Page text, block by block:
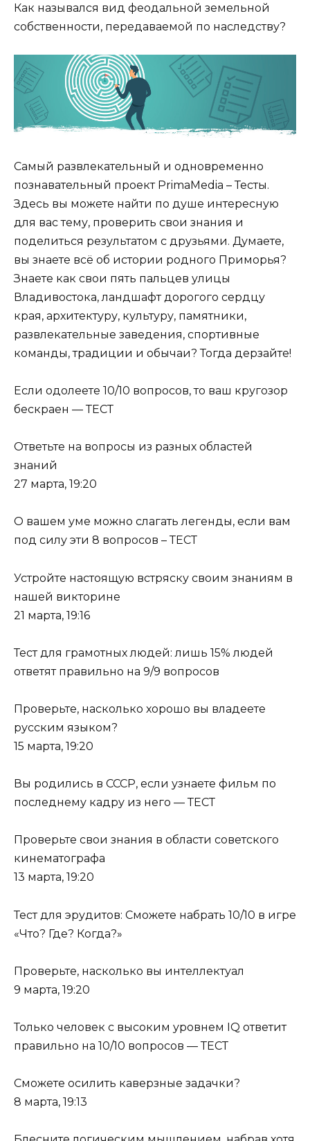
Как назывался вид феодальной земельной
собственности, передаваемой по наследству?
Самый развлекательный и одновременно
познавательный проект PrimaMedia – Тесты.
Здесь вы можете найти по душе интересную
для вас тему, проверить свои знания и
поделиться результатом с друзьями. Думаете,
вы знаете всё об истории родного Приморья?
Знаете как свои пять пальцев улицы
Владивостока, ландшафт дорогого сердцу
края, архитектуру, культуру, памятники,
развлекательные заведения, спортивные
команды, традиции и обычаи? Тогда дерзайте!
Если одолеете 10/10 вопросов, то ваш кругозор
бескраен — ТЕСТ
Ответьте на вопросы из разных областей
знаний
27 марта, 19:20
О вашем уме можно слагать легенды, если вам
под силу эти 8 вопросов – ТЕСТ
Устройте настоящую встряску своим знаниям в
нашей викторине
21 марта, 19:16
Тест для грамотных людей: лишь 15% людей
ответят правильно на 9/9 вопросов
Проверьте, насколько хорошо вы владеете
русским языком?
15 марта, 19:20
Вы родились в СССР, если узнаете фильм по
последнему кадру из него — ТЕСТ
Проверьте свои знания в области советского
кинематографа
13 марта, 19:20
Тест для эрудитов: Сможете набрать 10/10 в игре
«Что? Где? Когда?»
Проверьте, насколько вы интеллектуал
9 марта, 19:20
Только человек с высоким уровнем IQ ответит
правильно на 10/10 вопросов — ТЕСТ
Сможете осилить каверзные задачки?
8 марта, 19:13